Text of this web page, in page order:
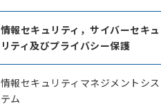
情報セキュリティ，サイバーセキュ
リティ及びプライバシー保護
情報セキュリティマネジメントシス
テム